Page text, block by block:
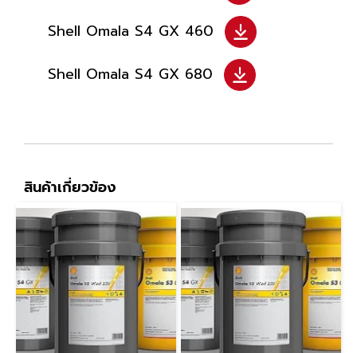
Shell Omala S4 GX 460
Shell Omala S4 GX 680
สินค้าเกี่ยวข้อง